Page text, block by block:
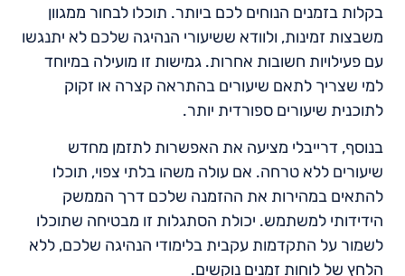
בקלות בזמנים הנוחים לכם ביותר. תוכלו לבחור ממגוון
משבצות זמינות, ולוודא ששיעורי הנהיגה שלכם לא יתנגשו
עם פעילויות חשובות אחרות. גמישות זו מועילה במיוחד
למי שצריך לתאם שיעורים בהתראה קצרה או זקוק
לתוכנית שיעורים ספורדית יותר.
בנוסף, דרייבלי מציעה את האפשרות לתזמן מחדש
שיעורים ללא טרחה. אם עולה משהו בלתי צפוי, תוכלו
להתאים במהירות את ההזמנה שלכם דרך הממשק
הידידותי למשתמש. יכולת הסתגלות זו מבטיחה שתוכלו
לשמור על התקדמות עקבית בלימודי הנהיגה שלכם, ללא
הלחץ של לוחות זמנים נוקשים.